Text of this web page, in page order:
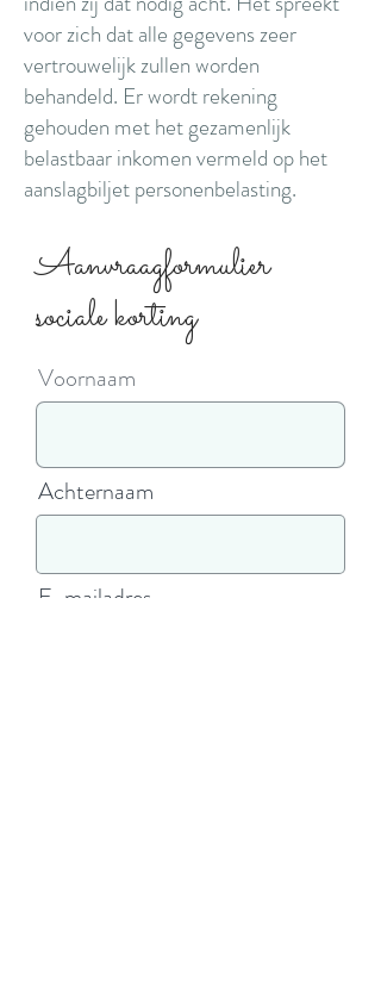
voor zich dat alle gegevens zeer
vertrouwelijk zullen worden
behandeld. Er wordt rekening
gehouden met het gezamenlijk
belastbaar inkomen vermeld op het
aanslagbiljet personenbelasting.
Aanvraagformulier
sociale korting
Voornaam
Achternaam
E-mailadres